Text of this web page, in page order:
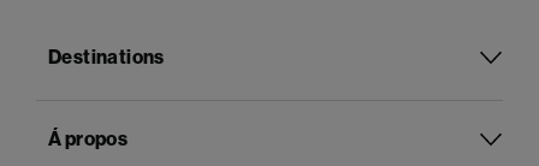
Destinations
Á propos